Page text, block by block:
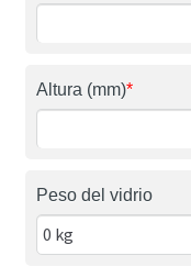
Altura (mm)*
Peso del vidrio